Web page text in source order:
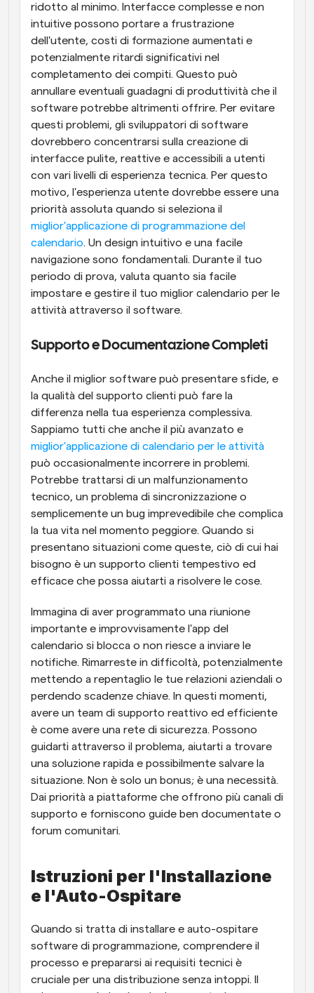
ridotto al minimo. Interfacce complesse e non
intuitive possono portare a frustrazione
dell'utente, costi di formazione aumentati e
potenzialmente ritardi significativi nel
completamento dei compiti. Questo può
annullare eventuali guadagni di produttività che il
software potrebbe altrimenti offrire. Per evitare
questi problemi, gli sviluppatori di software
dovrebbero concentrarsi sulla creazione di
interfacce pulite, reattive e accessibili a utenti
con vari livelli di esperienza tecnica. Per questo
motivo, l'esperienza utente dovrebbe essere una
miglior'applicazione di programmazione del
calendario. Un design intuitivo e una facile
navigazione sono fondamentali. Durante il tuo
periodo di prova, valuta quanto sia facile
impostare e gestire il tuo miglior calendario per le
attività attraverso il software.
Supporto e Documentazione Completi
Anche il miglior software può presentare sfide, e
la qualità del supporto clienti può fare la
differenza nella tua esperienza complessiva.
miglior'applicazione di calendario per le attività
può occasionalmente incorrere in problemi.
Potrebbe trattarsi di un malfunzionamento
tecnico, un problema di sincronizzazione o
semplicemente un bug imprevedibile che complica
la tua vita nel momento peggiore. Quando si
presentano situazioni come queste, ciò di cui hai
bisogno è un supporto clienti tempestivo ed
efficace che possa aiutarti a risolvere le cose.
Immagina di aver programmato una riunione
importante e improvvisamente l'app del
calendario si blocca o non riesce a inviare le
notifiche. Rimarreste in difficoltà, potenzialmente
mettendo a repentaglio le tue relazioni aziendali o
perdendo scadenze chiave. In questi momenti,
avere un team di supporto reattivo ed efficiente
è come avere una rete di sicurezza. Possono
guidarti attraverso il problema, aiutarti a trovare
una soluzione rapida e possibilmente salvare la
situazione. Non è solo un bonus; è una necessità.
Dai priorità a piattaforme che offrono più canali di
supporto e forniscono guide ben documentate o
forum comunitari.
Istruzioni per l'Installazione
e l'Auto-Ospitare
Quando si tratta di installare e auto-ospitare
software di programmazione, comprendere il
processo e prepararsi ai requisiti tecnici è
cruciale per una distribuzione senza intoppi. Il